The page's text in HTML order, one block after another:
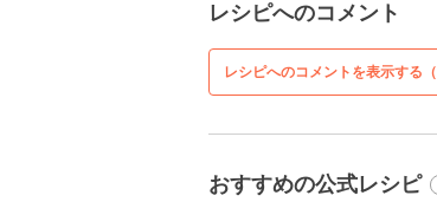
レシピへのコメント
レシピへのコメントを表示する（
おすすめの公式レシピ